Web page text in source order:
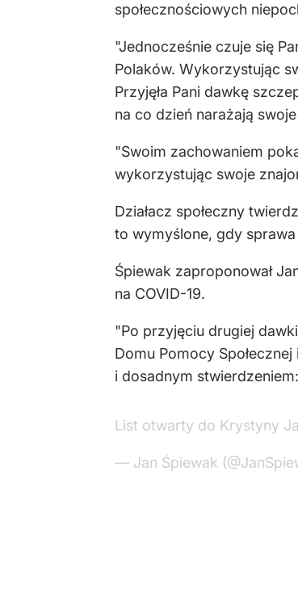
społecznościowych
"Jednocześnie czuje się
Polaków. Wykorzystując
Przyjęła Pani dawkę
na co dzień narażają
"Swoim zachowaniem
wykorzystując swoje
Działacz społeczny
to wymyślone, gdy sprawa
Śpiewak zaproponował
na COVID-19.
"Po przyjęciu drugiej
Domu Pomocy
i dosadnym
List otwarty do Krystyny
— Jan Śpiewak